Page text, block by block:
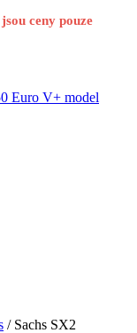
ceny pouze
Euro V+ model
/Sachs SX2